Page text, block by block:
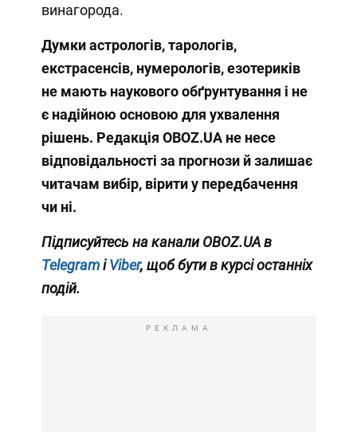
винагорода.
Думки астрологів, тарологів,
екстрасенсів, нумерологів, езотериків
не мають наукового обґрунтування і не
є надійною основою для ухвалення
рішень. Редакція OBOZ.UA не несе
відповідальності за прогнози й залишає
читачам вибір, вірити у передбачення
чи ні.
Підписуйтесь на канали OBOZ.UA в
TelegramіViber, щоб бути в курсі останніх
подій.
РЕКЛАМА